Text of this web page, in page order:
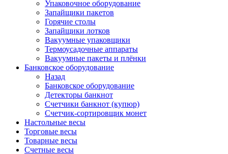
Упаковочное оборудование
Запайщики пакетов
Горячие столы
Запайщики лотков
Вакуумные упаковщики
Термоусадочные аппараты
Вакуумные пакеты и плёнки
Банковское оборудование
Назад
Банковское оборудование
Детекторы банкнот
Cчетчики банкнот (купюр)
Счетчик-сортировщик монет
Настольные весы
Торговые весы
Товарные весы
Счетные весы